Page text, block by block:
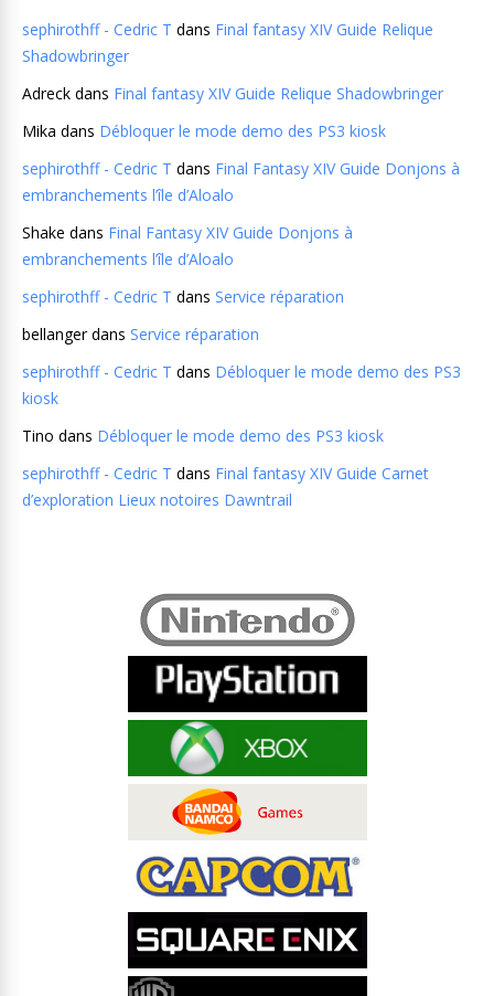
sephirothff - Cedric T dans Final fantasy XIV Guide Relique
Shadowbringer
Adreck dans Final fantasy XIV Guide Relique Shadowbringer
Mika dans Débloquer le mode demo des PS3 kiosk
sephirothff - Cedric T dans Final Fantasy XIV Guide Donjons à
embranchements l’île d’Aloalo
Shake dans Final Fantasy XIV Guide Donjons à
embranchements l’île d’Aloalo
sephirothff - Cedric T dans Service réparation
bellangerdans Service réparation
sephirothff - Cedric T dans Débloquer le mode demo des PS3
kiosk
Tino dans Débloquer le mode demo des PS3 kiosk
sephirothff - Cedric T dans Final fantasy XIV Guide Carnet
d’exploration Lieux notoires Dawntrail